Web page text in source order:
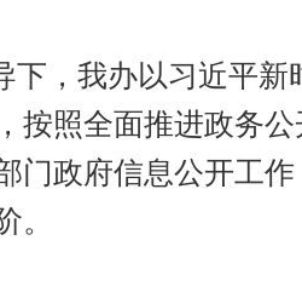
，我办以习近平新
按照全面推进政务
门政府信息公开工
。